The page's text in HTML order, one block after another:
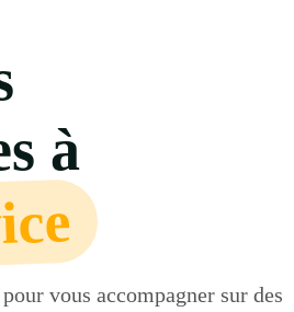
à
vous accompagner sur des